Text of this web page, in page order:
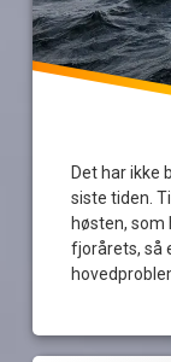
Det har ikke
siste tiden.
høsten,
fjorårets, så